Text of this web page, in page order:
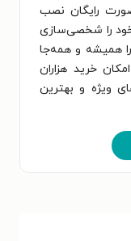
رایگان نصب
خود را شخصی‌سازی
همیشه و همه‌جا
خرید هزاران
ویژه و بهترین